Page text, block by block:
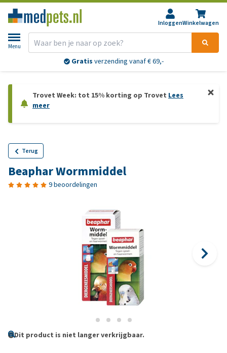
InloggenWinkelwagen
Menu
Gratis verzending vanaf € 69,-
Trovet Week: tot 15% korting op Trovet Lees
meer
Terug
Beaphar Wormmiddel
9 beoordelingen
Dit product is niet langer verkrijgbaar.